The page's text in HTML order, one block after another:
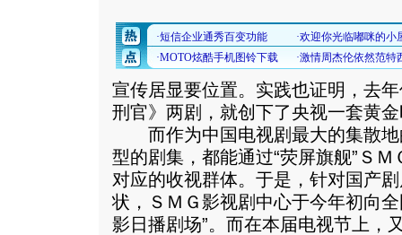
宣传居显要位置。实践也证明，去
刑官》两剧，就创下了央视一套黄
而作为中国电视剧最大的集散地
型的剧集，都能通过“荧屏旗舰”Ｓ
对应的收视群体。于是，针对国产
状，ＳＭＧ影视剧中心于今年初向
影日播剧场”。而在本届电视节上，